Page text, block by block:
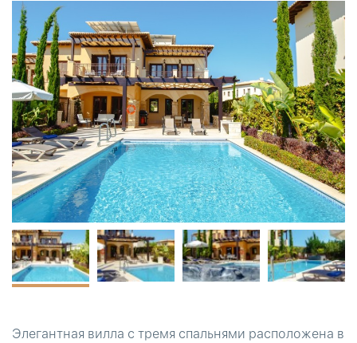
Элегантная вилла с тремя спальнями расположена в